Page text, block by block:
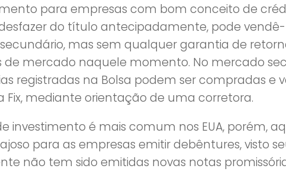
para empresas com bom conceito de
do título antecipadamente, pode
mas sem qualquer garantia de
de mercado naquele momento. No mercado
registradas na Bolsa podem ser compradas e
Fix, mediante orientação de uma corretora.
investimento é mais comum nos EUA, porém,
para as empresas emitir debêntures, visto
não tem sido emitidas novas notas